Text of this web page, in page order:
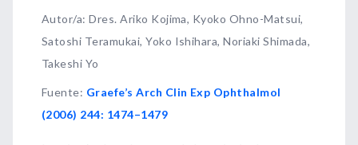
Autor/a: Dres. Ariko Kojima, Kyoko Ohno-Matsui,
Satoshi Teramukai, Yoko Ishihara, Noriaki Shimada,
Takeshi Yo
Fuente: Graefe’s Arch Clin Exp Ophthalmol
(2006) 244: 1474–1479